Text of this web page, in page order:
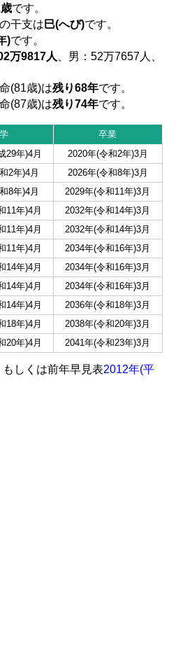
です。
干支は 巳(へび)です。
)です。
万9817人 、男：52万7657人、
(81歳)は残り68年です。
(87歳)は残り74年です。
卒業
29年)4月
2020年(令和2年)3月
2年)4月
2026年(令和8年)3月
8年)4月
2029年(令和11年)3月
11年)4月
2032年(令和14年)3月
11年)4月
2032年(令和14年)3月
11年)4月
2034年(令和16年)3月
14年)4月
2034年(令和16年)3月
14年)4月
2034年(令和16年)3月
14年)4月
2036年(令和18年)3月
18年)4月
2038年(令和20年)3月
20年)4月 2041年(令和23年)3月
しくは前年早見表2012年(平